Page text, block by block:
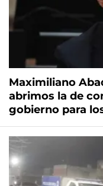
Maximiliano
abrimos la de
gobierno para